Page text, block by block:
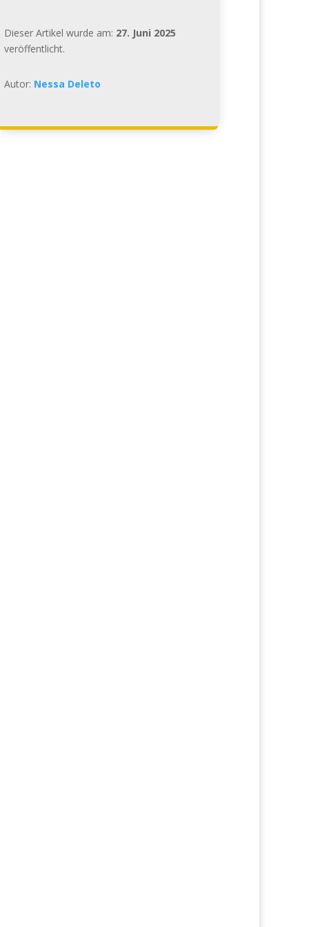
Dieser Artikel wurde am: 27. Juni 2025
veröffentlicht.
Autor: Nessa Deleto